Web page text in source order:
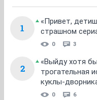
1
«Привет,
страшном
0 3
2
«Выйду хотя
трогательная
куклы-
0 6